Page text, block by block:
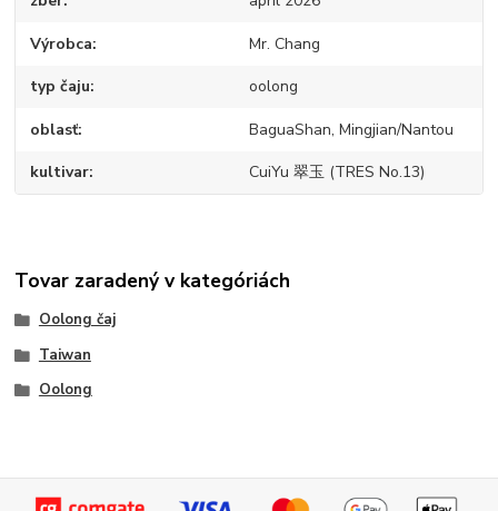
Výrobca Mr. Chang
typ čaju oolong
oblasť BaguaShan, Mingjian/Nantou
kultivar CuiYu 翠玉 (TRES No.13)
Tovar zaradený v kategóriách
Oolong čaj
Taiwan
Oolong